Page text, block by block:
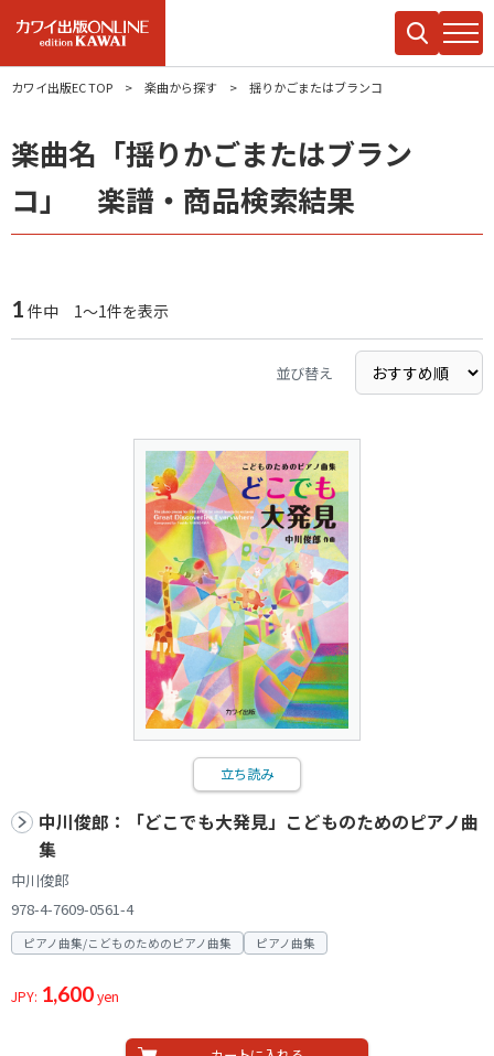
カワイ出版EC TOP 楽曲から探す 揺りかごまたはブランコ
楽曲名「揺りかごまたはブラン
コ」 楽譜・商品検索結果
1 件中 1～1件を表示
並び替え
立ち読み
中川俊郎：「どこでも大発見」こどものためのピアノ曲
集
中川俊郎
978-4-7609-0561-4
ピアノ曲集/こどものためのピアノ曲集 ピアノ曲集
JPY: 1,600yen